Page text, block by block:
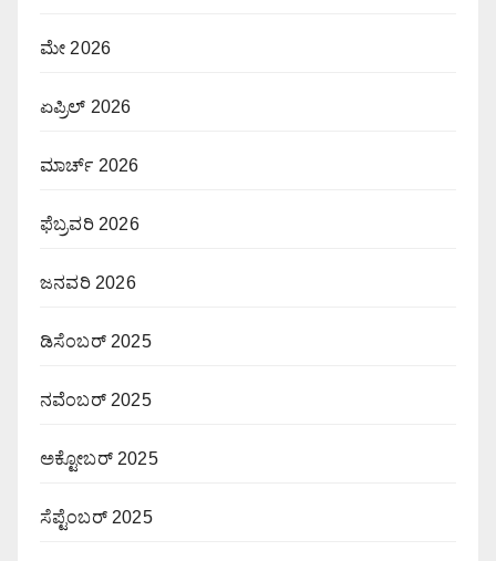
ಮೇ 2026
ಏಪ್ರಿಲ್ 2026
ಮಾರ್ಚ್ 2026
ಫೆಬ್ರವರಿ 2026
ಜನವರಿ 2026
ಡಿಸೆಂಬರ್ 2025
ನವೆಂಬರ್ 2025
ಅಕ್ಟೋಬರ್ 2025
ಸೆಪ್ಟೆಂಬರ್ 2025